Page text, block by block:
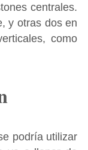
centrales.
y otras dos en
como
podría utilizar